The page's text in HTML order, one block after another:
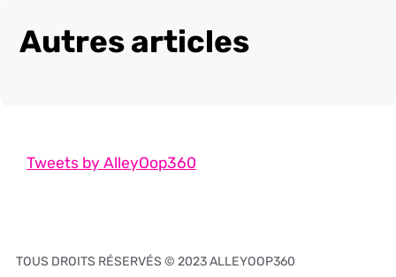
Autres articles
Tweets by AlleyOop360
TOUS DROITS RÉSERVÉS © 2023 ALLEYOOP360